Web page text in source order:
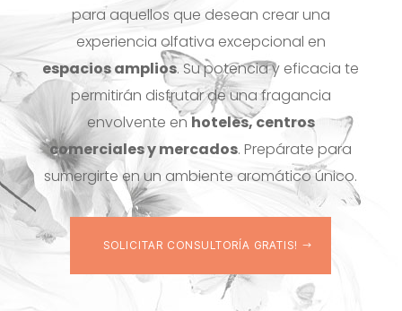
para aquellos que desean crear una
experiencia olfativa excepcional en
espacios amplios. Su potencia y eficacia te
permitirán disfrutar de una fragancia
envolvente en hoteles, centros
comerciales y mercados. Prepárate para
sumergirte en un ambiente aromático único.
SOLICITAR CONSULTORÍA GRATIS!